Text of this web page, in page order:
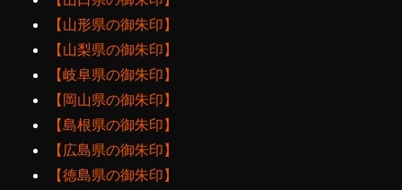
【山形県の御朱印】
【山梨県の御朱印】
【岐阜県の御朱印】
【岡山県の御朱印】
【島根県の御朱印】
【広島県の御朱印】
【徳島県の御朱印】